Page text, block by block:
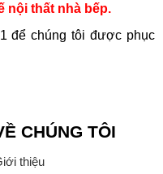
nội thất nhà bếp.
để chúng tôi được phục
CHÚNG TÔI
thiệu